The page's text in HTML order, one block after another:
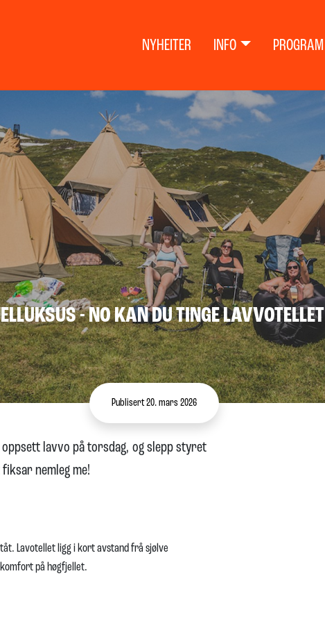
NYHEITER INFO PROGRAM
- NO KAN DU TINGE LAVVOTELLET
Publisert 20. mars 2026
lavvo på torsdag, og slepp styret
nemleg me!
Lavotellet ligg i kort avstand frå sjølve
på høgfjellet.